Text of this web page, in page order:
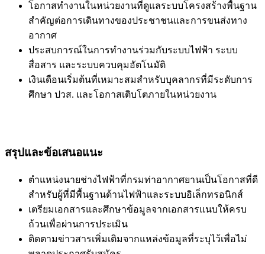
โอกาสทำงานในหน่วยงานที่ดูแลระบบโครงสร้างพื้นฐาน
สำคัญต่อการเดินทางของประชาชนและการขนส่งทาง
อากาศ
ประสบการณ์ในการทำงานร่วมกับระบบไฟฟ้า ระบบ
สื่อสาร และระบบควบคุมอัตโนมัติ
เงินเดือนเริ่มต้นที่เหมาะสมสำหรับบุคลากรที่มีระดับการ
ศึกษา ปวส. และโอกาสเติบโตภายในหน่วยงาน
สรุปและข้อเสนอแนะ
ตำแหน่งนายช่างไฟฟ้าที่กรมท่าอากาศยานเป็นโอกาสที่ดี
สำหรับผู้ที่มีพื้นฐานด้านไฟฟ้าและระบบอิเล็กทรอนิกส์
เตรียมเอกสารและศึกษาข้อมูลจากเอกสารแนบให้ครบ
ถ้วนเพื่อผ่านการประเมิน
ติดตามข่าวสารเพิ่มเติมจากแหล่งข้อมูลที่ระบุไว้เพื่อไม่